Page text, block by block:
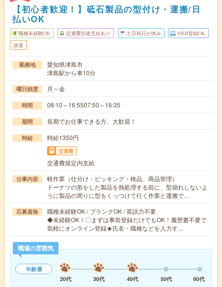
【初心者歓迎！】砥石製品の型付け・運搬/日
払いOK
職種未経験OK 交通費別途支給あり 土日祝日が休み WEB登録OK
派遣
勤務地
愛知県津島市
津島駅から車10分
曜日頻度 月～金
時間 08:10～16:5507:50～16:35
期間 長期でお仕事できる方、大歓迎！
時給 時給1350円
交通費
交通費規定内支給
仕事内容
軽作業（仕分け・ピッキング・検品、商品管理）
ドーナツの形をした製品を熱処理する前に、型崩れしないよ
うに製品の周りに型をくっつけて行く作業と運搬で…
応募資格
職種未経験OK / ブランクOK / 英語力不要
◆未経験OK！〇まずは事前登録だけでもOK！履歴書不要で
気軽にオンライン登録★氏名・職種などを入力す…
職場の雰囲気
年齢層
20代
30代 40代 50代 60代